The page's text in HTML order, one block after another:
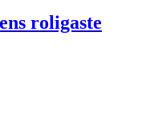
roligaste